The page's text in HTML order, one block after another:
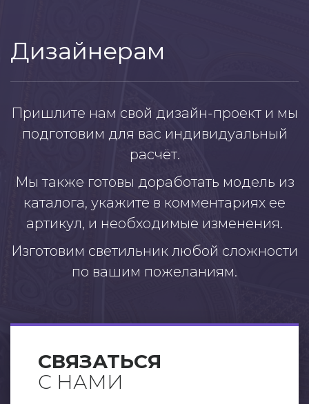
СВЯЗАТЬСЯ
С НАМИ
Дизайнерам
Пришлите нам свой дизайн-проект и мы
подготовим для вас индивидуальный
расчёт.
Мы также готовы доработать модель из
каталога, укажите в комментариях ее
артикул, и необходимые изменения.
Изготовим светильник любой сложности
по вашим пожеланиям.